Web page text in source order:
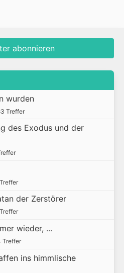
abonnieren
wurden
Treffer
des Exodus und der
der Zerstörer
wieder, ...
Treffer
ins himmlische